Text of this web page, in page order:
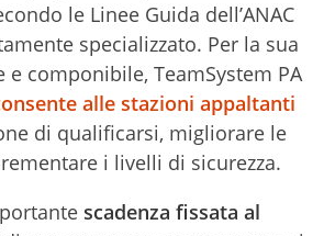
le Linee Guida dell’ANAC
specializzato. Per la sua
componibile, TeamSystem PA
alle stazioni appaltanti
di qualificarsi, migliorare le
i livelli di sicurezza.
scadenza fissata al